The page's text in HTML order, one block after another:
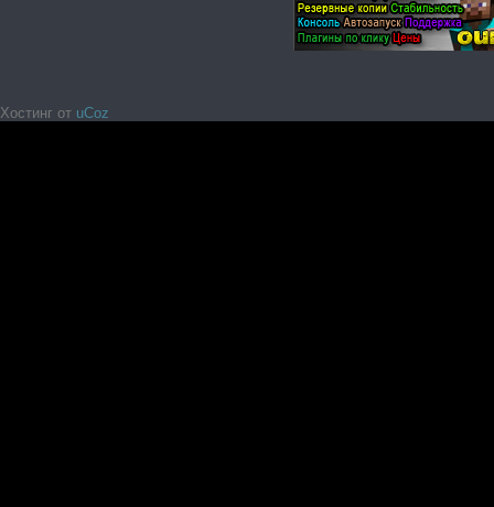
Хостинг от uCoz